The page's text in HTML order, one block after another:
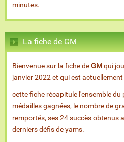
minutes.
La fiche de GM
Bienvenue sur la fiche deGMqui
janvier 2022 et qui est
cette fiche récapitule l'ensemble du
médailles gagnées, le nombre de
remportés, ses 24 succès obtenus
derniers défis de yams.